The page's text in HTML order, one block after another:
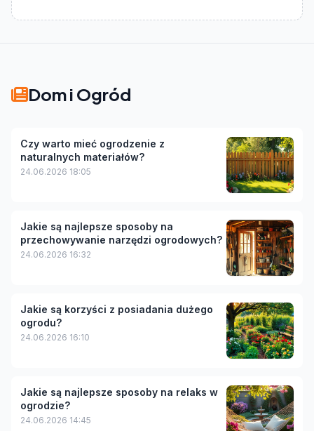
Dom i Ogród
Czy warto mieć ogrodzenie z
naturalnych materiałów?
24.06.2026 18:05
Jakie są najlepsze sposoby na
przechowywanie narzędzi ogrodowych?
24.06.2026 16:32
Jakie są korzyści z posiadania dużego
ogrodu?
24.06.2026 16:10
Jakie są najlepsze sposoby na relaks w
ogrodzie?
24.06.2026 14:45